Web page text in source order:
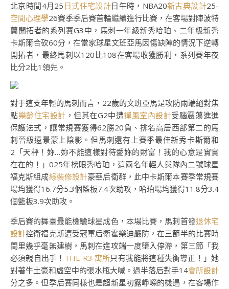
北京時間4月25 日式住宅設計日午時，NBA20新古典設計25-
空間心理學26賽季季后賽首輪繼續進行比賽，在客場對陣波特
蘭開拓者的系列賽G3中，馬刺一年級新秀哈珀、二年級新秀
卡斯爾合砍60分，在當家球星文班亞馬因傷缺陣的情況下逆轉
開拓者，最終馬刺以120比108在客場收獲勝利，系列賽年夜
比分2比1領先。
對于這支年輕的馬刺而言，22歲的文班亞馬是攻防兩端絕對焦
點樂齡住宅設計 ，但其在G2中遭禪風室內設計受腦震蕩進進
保護法式，讓常規賽獲得62勝20負、排名高居西部第二的馬
刺晉級遠景蒙上陰影。但馬刺還有上賽季最佳新秀卡斯爾和
2「天秤！妳…妳不能這樣對待愛妳的財富！我的心意是實實
在在的！」025年榜眼秀哈珀，這兩名年輕人與隊內二號球星
福克斯組成綠裝修設計豪華后衛群，此中卡斯爾本賽季常規賽
場均獲得16.7分5.3個籃板7.4次助攻，哈珀場均獲得11.8分3.4
個籃板3.9次助攻。
季后賽的舞臺最能檢驗球星成色，本場比賽，馬刺首發退休宅
設計控衛福克斯遭受冠軍后衛霍樂迪嚴防，在三節半的比賽時
間里幾乎毫無建樹，馬刺在進攻端一度墮入停滯，第三節「我
必須親自出手！ THE R3 寓所只有我能將這種失衡導正！」她
對著牛土豪和虛空中的張水瓶大喊。過半落后對手14會所設計
分之多。但季后賽同樣也是超新星初露崢嶸的機遇，在客場作